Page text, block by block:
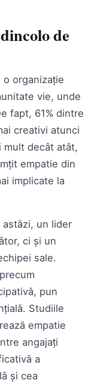
de
o organizație
vie, unde
fapt, 61% dintre
creativi atunci
mult decât atât,
empatie din
implicate la
astăzi, un lider
ci și un
sale.
pun
Studiile
empatie
angajați
a
și cea